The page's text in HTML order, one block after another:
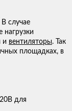
случае
нагрузки
и вентиляторы. Так
площадках, в
для